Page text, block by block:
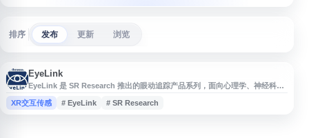
排序 发布 更新 浏览
EyeLink
EyeLink 是 SR Research 推出的眼动追踪产品系列，面向心理学、神经科
学、视觉研究、人机交互等科研场景，提供高速、精准、稳定的眼动数据采集
方案。网站介绍 EyeLink 眼动仪硬件、软件工具、技术支持与应用资源，便
XR交互传感 # EyeLink # SR Research